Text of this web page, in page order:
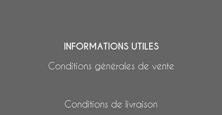
INFORMATIONS UTILES
Conditions générales de vente
Conditions de livraison